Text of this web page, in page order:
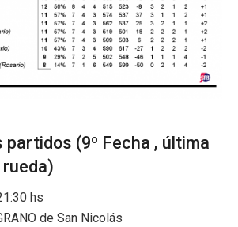
partidos (9º Fecha , última
hs
de San Nicolás